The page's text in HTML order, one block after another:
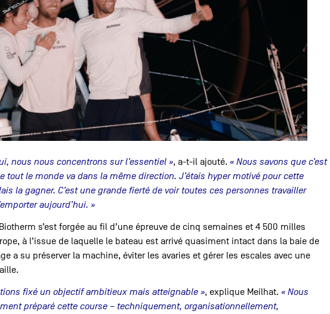
nous nous concentrons sur l’essentiel », a-t-il ajouté. « Nous savons que c’est
tout le monde va dans la même direction. J’étais hyper motivé pour cette
la gagner. C’est une grande fierté de voir toutes ces personnes travailler
aujourd’hui. »
s’est forgée au fil d’une épreuve de cinq semaines et 4 500 milles
à l’issue de laquelle le bateau est arrivé quasiment intact dans la baie de
a su préserver la machine, éviter les avaries et gérer les escales avec une
fixé un objectif ambitieux mais atteignable », explique Meilhat. « Nous
préparé cette course – techniquement, organisationnellement,